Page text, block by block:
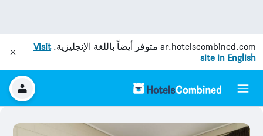
ar.hotelscombined.com متوفر أيضاً باللغة الإنجليزية.Visit
site in English